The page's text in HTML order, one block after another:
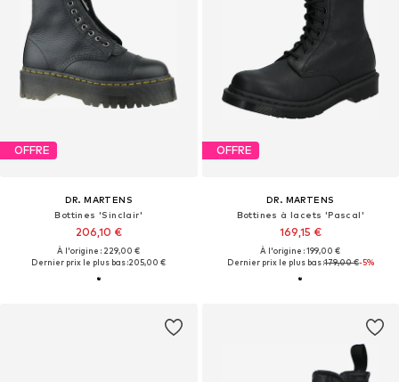
OFFRE
DR. MARTENS
Bottines 'Sinclair'
206,10 €
À l'origine : 229,00 €
Dernier prix le plus bas :205,00 €
OFFRE
DR. MARTENS
Bottines à lacets 'Pascal'
169,15 €
À l'origine : 199,00 €
Dernier prix le plus bas :179,00 €-5%